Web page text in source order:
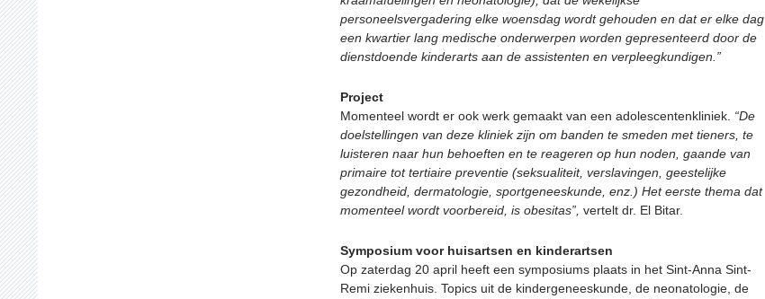
personeelsvergadering elke woensdag wordt gehouden en dat er elke dag
een kwartier lang medische onderwerpen worden gepresenteerd door de
dienstdoende kinderarts aan de assistenten en verpleegkundigen.”
Project
Momenteel wordt er ook werk gemaakt van een adolescentenkliniek. “De
doelstellingen van deze kliniek zijn om banden te smeden met tieners, te
luisteren naar hun behoeften en te reageren op hun noden, gaande van
primaire tot tertiaire preventie (seksualiteit, verslavingen, geestelijke
gezondheid, dermatologie, sportgeneeskunde, enz.) Het eerste thema dat
momenteel wordt voorbereid, is obesitas”, vertelt dr. El Bitar.
Symposium voor huisartsen en kinderartsen
Op zaterdag 20 april heeft een symposiums plaats in het Sint-Anna Sint-
Remi ziekenhuis. Topics uit de kindergeneeskunde, de neonatologie, de